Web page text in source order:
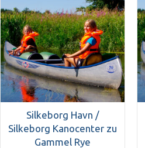
Silkeborg Havn /
Silkeborg Kanocenter zu
Gammel Rye